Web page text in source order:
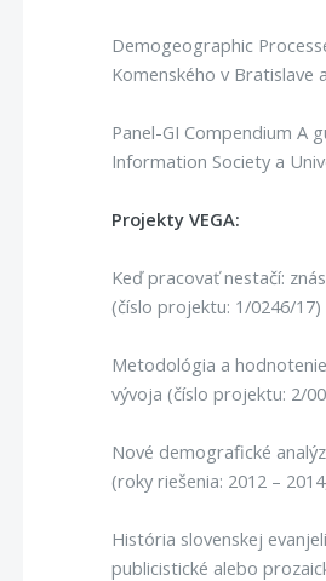
Demogeographic
Komenského v Bratislave
Panel-GI Compendium A
Information Society a
Projekty VEGA:
Keď pracovať nestačí:
(číslo projektu: 1/0246/
Metodológia a
vývoja (číslo projektu: 2/
Nové demografické
(roky riešenia: 2012 –
História slovenskej
publicistické alebo